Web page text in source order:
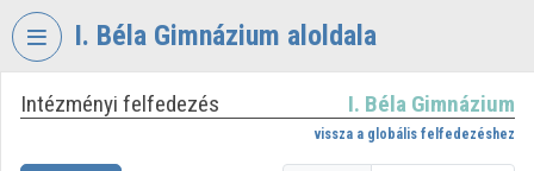
Fejléc kihagyása
I. Béla Gimnázium aloldala
VIDEOTORIUM
Intézményi felfedezés I. Béla Gimnázium
vissza a globális felfedezéshez